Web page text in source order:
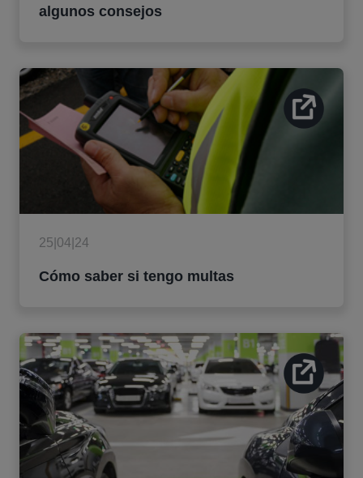
algunos consejos
25|04|24
Cómo saber si tengo multas